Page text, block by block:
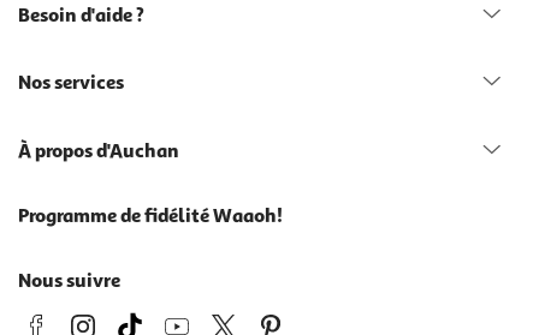
Besoin d'aide ?
Nos services
À propos d'Auchan
Programme de fidélité Waaoh!
Nous suivre